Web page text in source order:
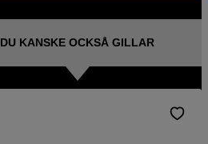
DU KANSKE OCKSÅ GILLAR